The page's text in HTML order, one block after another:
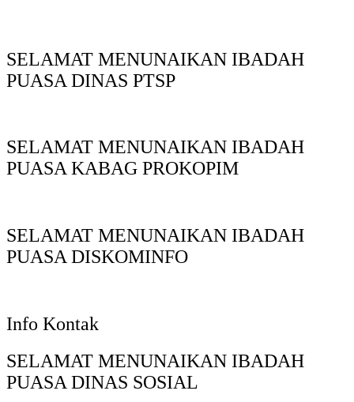
SELAMAT MENUNAIKAN IBADAH
PUASA DINAS PTSP
SELAMAT MENUNAIKAN IBADAH
PUASA KABAG PROKOPIM
SELAMAT MENUNAIKAN IBADAH
PUASA DISKOMINFO
Info Kontak
SELAMAT MENUNAIKAN IBADAH
PUASA DINAS SOSIAL